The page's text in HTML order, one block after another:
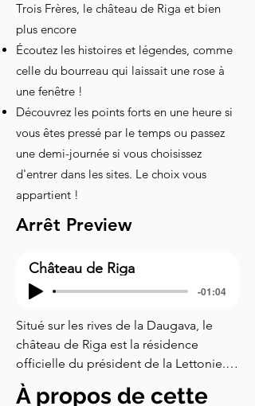
Trois Frères, le château de Riga et bien
plus encore
Écoutez les histoires et légendes, comme
celle du bourreau qui laissait une rose à
une fenêtre !
Découvrez les points forts en une heure si
vous êtes pressé par le temps ou passez
une demi-journée si vous choisissez
d'entrer dans les sites. Le choix vous
appartient !
Arrêt Preview
Château de Riga
-01:04
Situé sur les rives de la Daugava, le
château de Riga est la résidence
officielle du président de la Lettonie.
La pierre angulaire du château a été
posée au début du XIVe siècle, mais il
À propos de cette